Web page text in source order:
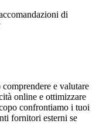
di
e valutare
online e ottimizzare
confrontiamo i tuoi
fornitori esterni se